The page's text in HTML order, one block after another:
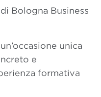
Bologna Business
unica
e
formativa